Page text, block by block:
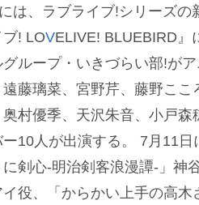
は、ラブライブ!シリーズの
! LOVELIVE! BLUEBIRD』
ループ・いきづらい部!が
藤璃菜、宮野芹、藤野ここ
村優季、天沢朱音、小戸森
10人が出演する。
7月11日
に剣心-明治剣客浪漫譚-」神
役、「からかい上手の高木